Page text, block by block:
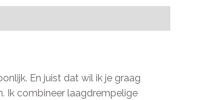
En juist dat wil ik je graag
Ik combineer laagdrempelige